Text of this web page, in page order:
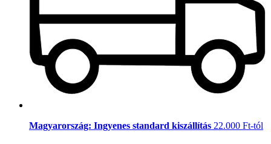
Magyarország: Ingyenes standard kiszállítás 22.000 Ft-tól